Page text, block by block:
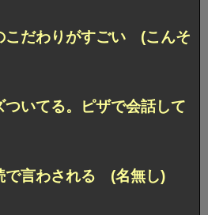
こだわりがすごい (こんそ
いてる。
ピザで会話して
で言わされる (名無し)